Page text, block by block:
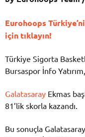
Eurohoops
için tıklayın!
Türkiye Sigorta
Bursaspor İnfo Yatırım,
Galatasaray Ekmas
81’lik skorla kazandı.
Bu sonuçla